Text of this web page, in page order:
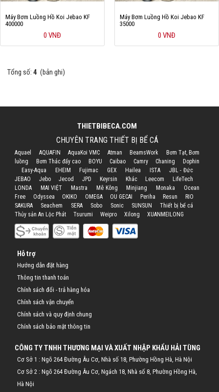
Máy Bơm Luồng Hồ Koi Jebao KF
400000
0 VNĐ
Máy Bơm Luồng Hồ Koi Jebao KF
35000
0 VNĐ
Tổng số: 4 (bản ghi)
THIETBIBECA.COM
CHUYÊN TRANG THIẾT BỊ BỂ CÁ
Aquael AQUAFIN AquaKoi VMC Atman BeamsWork
Bơm Tạt, Bơm
luồng
Bơm Thác đẩy cao BOYU Caibao Camry Chaning
Dophin
Easy-Aqua
EHEIM Fujimac GEX Hailea ISTA
JBL - Đức
JEBAO
Jebo Jecod JPD Keyrsin Khác Leecom
LifeTech
LONDA
MAI VIỆT Mastra Mê Kông Minjiang Monaka
Ocean
Free
Odyssea OKIKO OMEGA OU GECAI Periha Resun
RIO
SAKURA
Seachem SERA Sobo Sonic SUNSUN
Thiết bị bể cá
Thủy sản An Lộc Phát
Tsurumi Weipro Xilong XUANMEILONG
Hỗ trợ
Hướng dẫn đặt hàng
Thông tin thanh toán
Chính sách đổi - trả hàng hóa
Chính sách vận chuyển
Chính sách và quy định chung
Chính sách bảo mật thông tin
CÔNG TY TNHH THƯƠNG MẠI VÀ XUẤT NHẬP KHẨU HẢI TÙNG
Cơ Sở 1 : Ngõ 264 Đường Âu Cơ, Nhà số 18, Phường Hồng Hà, Hà Nội
Cơ Sở 2 : Ngõ 264 Đường Âu Cơ, Ngách 18, Nhà số 8, Phường Hồng Hà,
Hà Nội